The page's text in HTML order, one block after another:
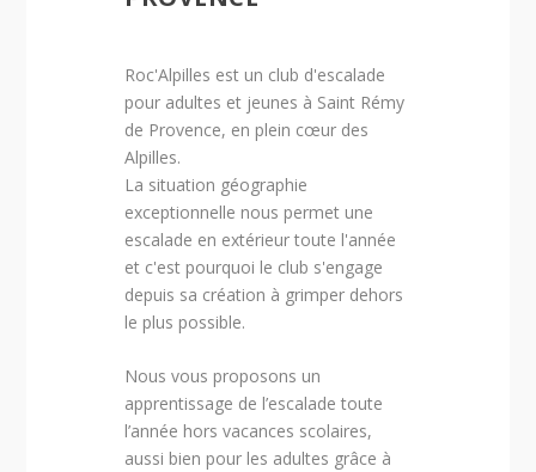
Roc'Alpilles est un club d'escalade
pour adultes et jeunes à Saint Rémy
de Provence, en plein cœur des
Alpilles.
La situation géographie
exceptionnelle nous permet une
escalade en extérieur toute l'année
et c'est pourquoi le club s'engage
depuis sa création à grimper dehors
le plus possible.
Nous vous proposons un
apprentissage de l’escalade toute
l’année hors vacances scolaires,
aussi bien pour les adultes grâce à